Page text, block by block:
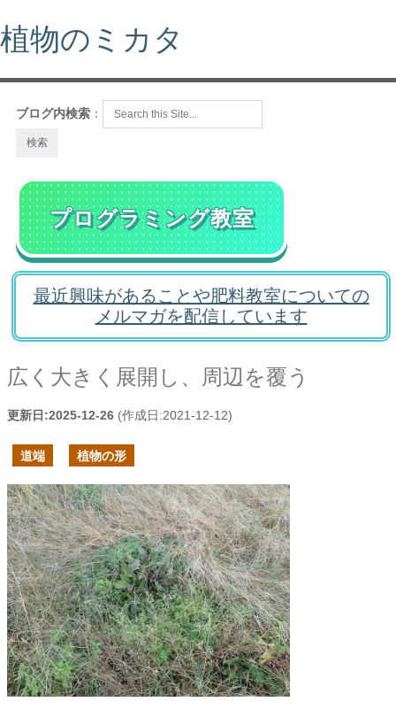
植物のミカタ
ブログ内検索 ：
プログラミング教室
最近興味があることや肥料教室についての
メルマガを配信しています
広く大きく展開し、周辺を覆う
更新日:2025-12-26 (作成日:2021-12-12)
道端 植物の形